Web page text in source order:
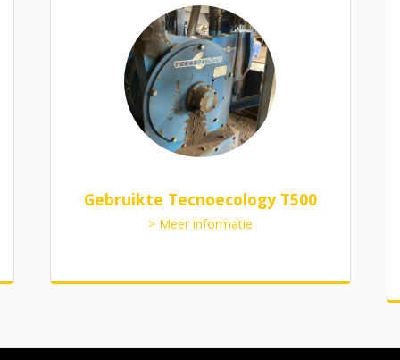
Gebruikte Tecnoecology T500
> Meer informatie